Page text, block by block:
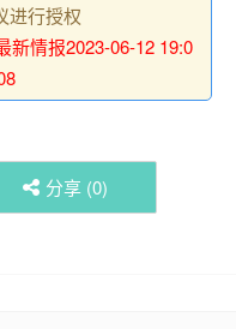
进行授权
新情报2023-06-12 19:0
分享 (0)